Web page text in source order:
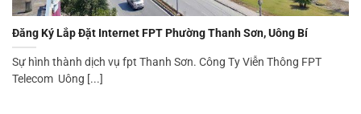
Đăng Ký Lắp Đặt Internet FPT Phường Thanh Sơn, Uông Bí
Sự hình thành dịch vụ fpt Thanh Sơn. Công Ty Viễn Thông FPT
Telecom Uông [...]